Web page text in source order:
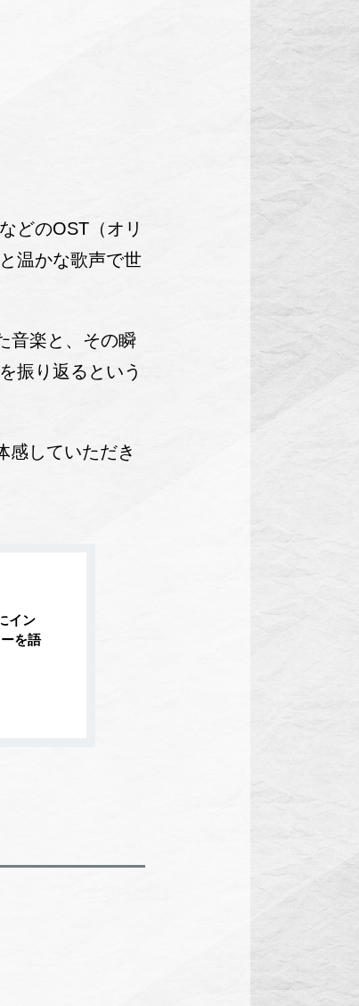
どのOST（オリ
温かな歌声で世
音楽と、その瞬
振り返るという
感していただき
イン
を語